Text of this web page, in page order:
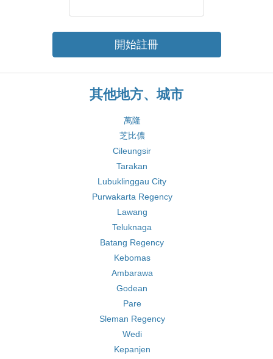
開始註冊
其他地方、城市
萬隆
芝比儂
Cileungsir
Tarakan
Lubuklinggau City
Purwakarta Regency
Lawang
Teluknaga
Batang Regency
Kebomas
Ambarawa
Godean
Pare
Sleman Regency
Wedi
Kepanjen